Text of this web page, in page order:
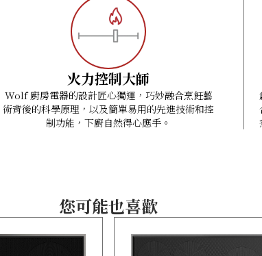
火力控制大師
Wolf 廚房電器的設計匠心獨運，巧妙融合烹飪藝
術背後的科學原理，以及簡單易用的先進技術和控
制功能，下廚自然得心應手。
您可能也喜歡